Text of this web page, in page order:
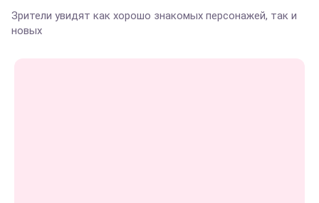
Зрители увидят как хорошо знакомых персонажей, так и
новых